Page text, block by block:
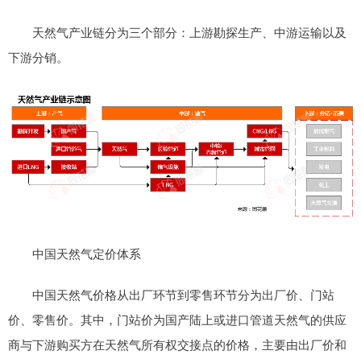
天然气产业链分为三个部分：上游勘探生产、中游运输以及
下游分销。
中国天然气定价体系
中国天然气价格从出厂环节到零售环节分为出厂价、门站
价、零售价。其中，门站价为国产陆上或进口管道天然气的供应
商与下游购买方在天然气所有权交接点的价格，主要由出厂价和